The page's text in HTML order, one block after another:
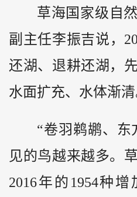
草海国家级自
副主任李振吉说，
还湖、退耕还湖，
水面扩充、水体渐清
“卷羽鹈鹕、
见的鸟越来越多。
2016年的1954种